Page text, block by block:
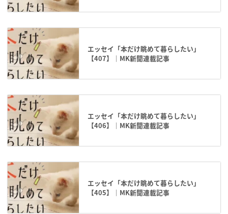
エッセイ「本だけ眺めて暮らしたい」
【407】｜MK新聞連載記事
エッセイ「本だけ眺めて暮らしたい」
【406】｜MK新聞連載記事
エッセイ「本だけ眺めて暮らしたい」
【405】｜MK新聞連載記事